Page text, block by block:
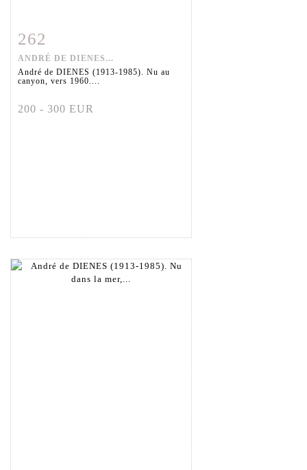
Fiche détaillée
262
ANDRÉ DE DIENES...
André de DIENES (1913-1985). Nu au
canyon, vers 1960....
200 - 300 EUR